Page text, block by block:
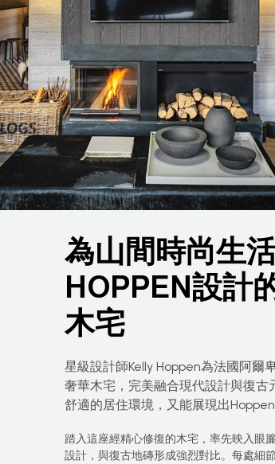
為山間時尚生
HOPPEN設計
木宅
星級設計師Kelly Hoppen為法國阿
奢華木宅，完美融合現代設計與復
舒適的居住環境，又能展現出
踏入這座經精心修復的木宅，率先映入眼
設計，與復古地磚形成強烈對比。每處細